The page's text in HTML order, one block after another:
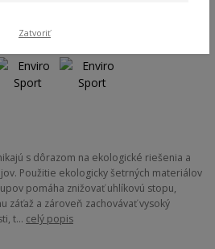
s dôrazom na ekologické riešenia a
Použitie ekologicky šetrných materiálov
pomáha znižovať uhlíkovú stopu,
záťaž a zároveň zachovávať vysoký
t... celý popis
Zatvoriť